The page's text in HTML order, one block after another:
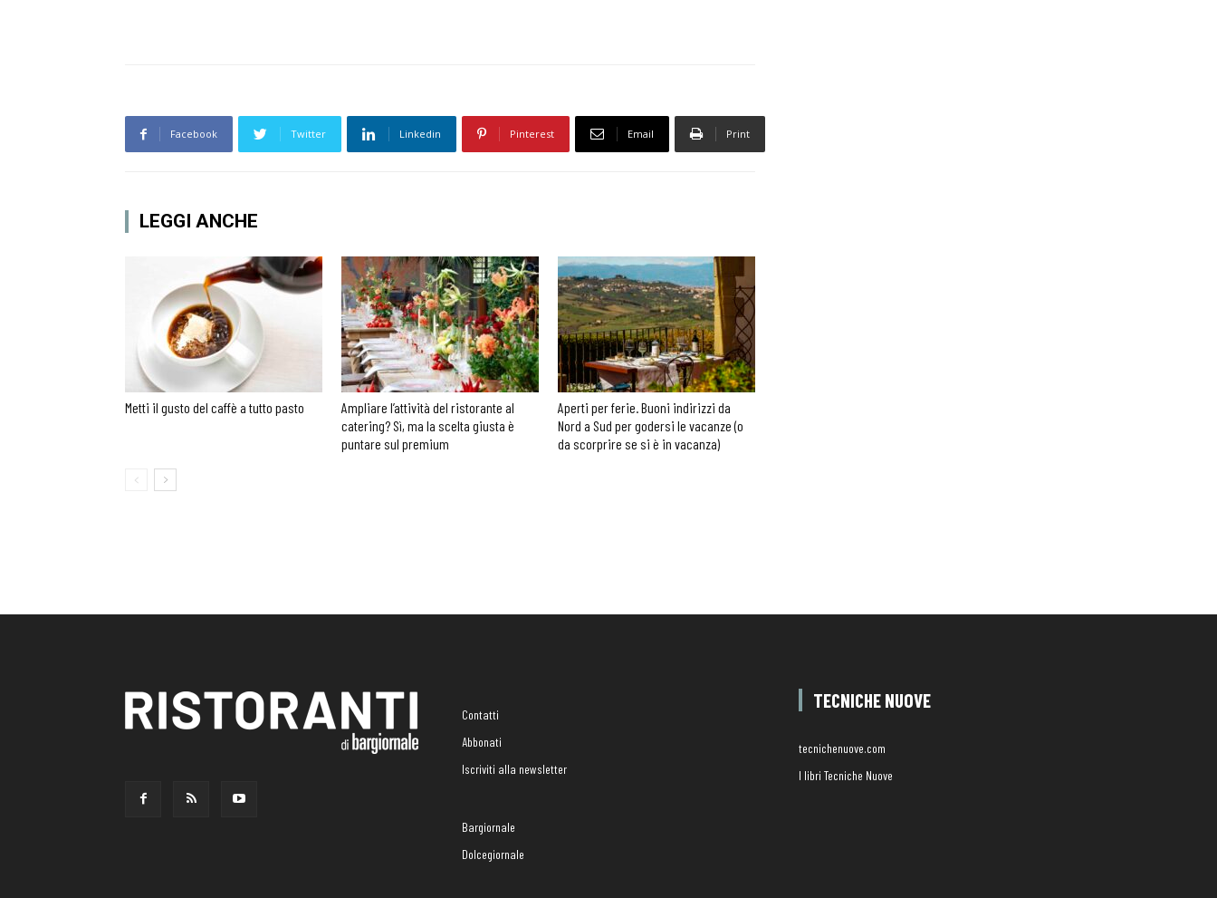
Facebook Twitter Linkedin Pinterest Email Print
LEGGI ANCHE
Metti il gusto del caffè a tutto pasto
Ampliare l’attività del ristorante al
catering? Sì, ma la scelta giusta è
puntare sul premium
Aperti per ferie. Buoni indirizzi da
Nord a Sud per godersi le vacanze (o
da scorprire se si è in vacanza)
Contatti
Abbonati
Iscriviti alla newsletter
Bargiornale
Dolcegiornale
TECNICHE NUOVE
tecnichenuove.com
I libri Tecniche Nuove